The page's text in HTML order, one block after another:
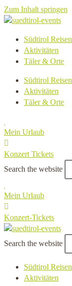
Zum Inhalt springen
Südtirol Reisen
Aktivitäten
Täler & Orte
Südtirol Reisen
Aktivitäten
Täler & Orte
Mein Urlaub
Konzert Tickets
Search the website
Mein Urlaub
Konzert-Tickets
Search the website
Südtirol Reisen
Aktivitäten